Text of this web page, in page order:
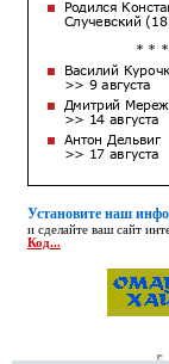
Установите наш
и сделайте ваш сайт
Код...